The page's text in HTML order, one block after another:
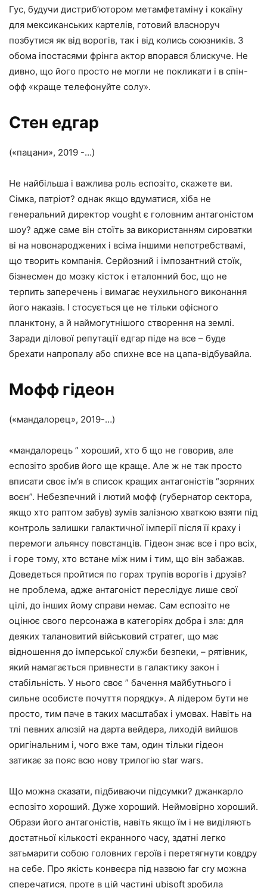
Гус, будучи дистриб’ютором метамфетаміну і кокаїну
для мексиканських картелів, готовий власноруч
позбутися як від ворогів, так і від колись союзників. З
обома іпостасями фрінга актор впорався блискуче. Не
дивно, що його просто не могли не покликати і в спін-
офф «краще телефонуйте солу».
Стен едгар
(«пацани», 2019 -…)
Не найбільша і важлива роль еспозіто, скажете ви.
Сімка, патріот? однак якщо вдуматися, хіба не
генеральний директор vought є головним антагоністом
шоу? адже саме він стоїть за використанням сироватки
ві на новонароджених і всіма іншими непотребствамі,
що творить компанія. Серйозний і імпозантний стоїк,
бізнесмен до мозку кісток і еталонний бос, що не
терпить заперечень і вимагає неухильного виконання
його наказів. І стосується це не тільки офісного
планктону, а й наймогутнішого створення на землі.
Заради ділової репутації едгар піде на все – буде
брехати напропалу або спихне все на цапа-відбувайла.
Мофф гідеон
(«мандалорец», 2019-…)
«мандалорець ” хороший, хто б що не говорив, але
еспозіто зробив його ще краще. Але ж не так просто
вписати своє ім’я в список кращих антагоністів “зоряних
воєн”. Небезпечний і лютий мофф (губернатор сектора,
якщо хто раптом забув) зумів залізною хваткою взяти під
контроль залишки галактичної імперії після її краху і
перемоги альянсу повстанців. Гідеон знає все і про всіх,
і горе тому, хто встане між ним і тим, що він забажав.
Доведеться пройтися по горах трупів ворогів і друзів?
не проблема, адже антагоніст переслідує лише свої
цілі, до інших йому справи немає. Сам еспозіто не
оцінює свого персонажа в категоріях добра і зла: для
деяких талановитий військовий стратег, що має
відношення до імперської служби безпеки, – рятівник,
який намагається привнести в галактику закон і
стабільність. У нього своє ” бачення майбутнього і
сильне особисте почуття порядку». А лідером бути не
просто, тим паче в таких масштабах і умовах. Навіть на
тлі певних алюзій на дарта вейдера, лиходій вийшов
оригінальним і, чого вже там, один тільки гідеон
затикає за пояс всю нову трилогію star wars.
Що можна сказати, підбиваючи підсумки? джанкарло
еспозіто хороший. Дуже хороший. Неймовірно хороший.
Образи його антагоністів, навіть якщо їм і не виділяють
достатньої кількості екранного часу, здатні легко
затьмарити собою головних героїв і перетягнути ковдру
на себе. Про якість конвеєра під назвою far cry можна
сперечатися, проте в цій частині ubisoft зробила